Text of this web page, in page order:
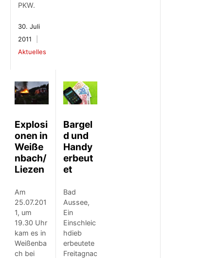
PKW.
30. Juli
2011
Aktuelles
Explosi
onen in
Weiße
nbach/
Liezen
Am
25.07.201
1, um
19.30 Uhr
kam es in
Weißenba
ch bei
Bargel
d und
Handy
erbeut
et
Bad
Aussee,
Ein
Einschleic
hdieb
erbeutete
Freitagnac